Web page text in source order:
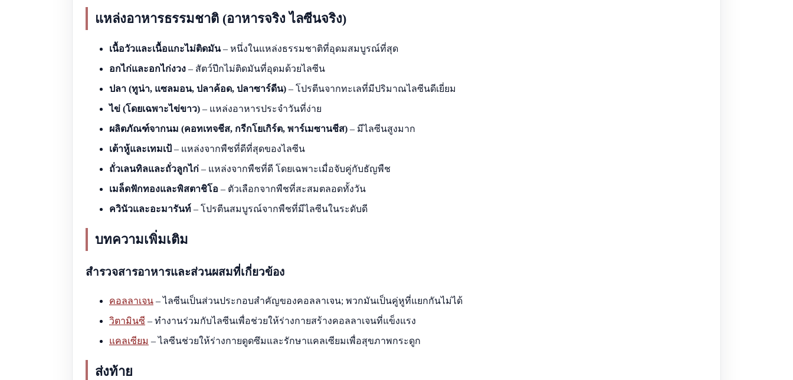
แหล่งอาหารธรรมชาติ (อาหารจริง ไลซีนจริง)
เนื้อวัวและเนื้อแกะไม่ติดมัน– หนึ่งในแหล่งธรรมชาติที่อุดมสมบูรณ์ที่สุด
อกไก่และอกไก่งวง – สัตว์ปีกไม่ติดมันที่อุดมด้วยไลซีน
ปลา (ทูน่า, แซลมอน, ปลาค้อด, ปลาซาร์ดีน) – โปรตีนจากทะเลที่มีปริมาณไลซีนดีเยี่ยม
ไข่ (โดยเฉพาะไข่ขาว) – แหล่งอาหารประจำวันที่ง่าย
ผลิตภัณฑ์จากนม (คอทเทจชีส, กรีกโยเกิร์ต, พาร์เมซานชีส) – มีไลซีนสูงมาก
เต้าหู้และเทมเป้ – แหล่งจากพืชที่ดีที่สุดของไลซีน
ถั่วเลนทิลและถั่วลูกไก่ – แหล่งจากพืชที่ดี โดยเฉพาะเมื่อจับคู่กับธัญพืช
เมล็ดฟักทองและพิสตาชิโอ – ตัวเลือกจากพืชที่สะสมตลอดทั้งวัน
ควินัวและอะมารันท์ – โปรตีนสมบูรณ์จากพืชที่มีไลซีนในระดับดี
บทความเพิ่มเติม
สำรวจสารอาหารและส่วนผสมที่เกี่ยวข้อง
คอลลาเจน – ไลซีนเป็นส่วนประกอบสำคัญของคอลลาเจน; พวกมันเป็นคู่หูที่แยกกันไม่ได้
วิตามินซี – ทำงานร่วมกับไลซีนเพื่อช่วยให้ร่างกายสร้างคอลลาเจนที่แข็งแรง
แคลเซียม – ไลซีนช่วยให้ร่างกายดูดซึมและรักษาแคลเซียมเพื่อสุขภาพกระดูก
ส่งท้าย